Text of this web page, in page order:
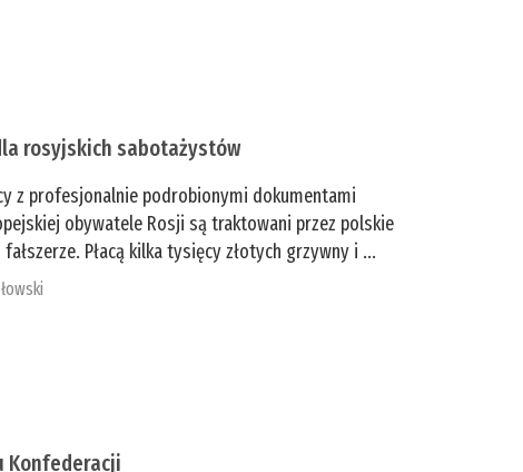
rosyjskich sabotażystów
z profesjonalnie podrobionymi dokumentami
obywatele Rosji są traktowani przez polskie
Płacą kilka tysięcy złotych grzywny i ...
Konfederacji